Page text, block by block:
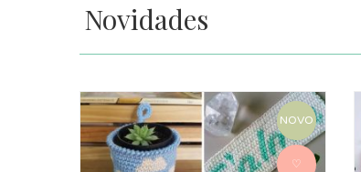
Novidades
NOVO
♡